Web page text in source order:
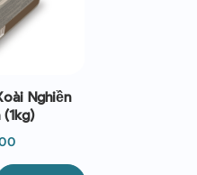
Nghiền